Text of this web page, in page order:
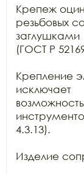
Крепеж
резьбовых
заглушками
(ГОСТ Р
Крепление
исключает
4.3.13).
Изделие